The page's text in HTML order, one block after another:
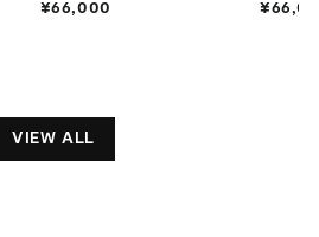
¥66,000
0
VIEW ALL